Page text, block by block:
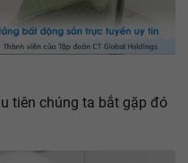
tiên chúng ta bắt gặp đó